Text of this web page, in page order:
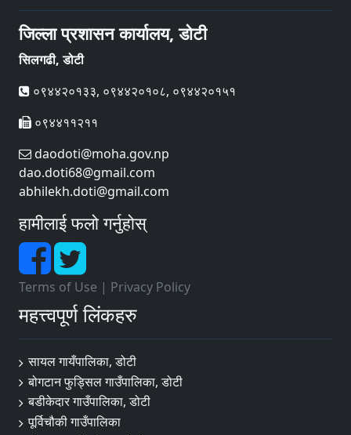
जिल्ला प्रशासन कार्यालय, डोटी
सिलगढी, डोटी
०९४४२०१३३, ०९४४२०१०८, ०९४४२०१५१
०९४४११२११
daodoti@moha.gov.np
dao.doti68@gmail.com
abhilekh.doti@gmail.com
हामीलाई फलो गर्नुहोस्
Terms of Use | Privacy Policy
महत्त्वपूर्ण लिंकहरु
सायल गायँपालिका, डोटी
बोगटान फुड्सिल गाउँपालिका, डोटी
बडीकेदार गाउँपालिका, डोटी
पूर्विचौकी गाउँपालिका